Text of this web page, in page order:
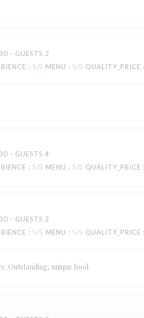
- GUESTS 2
: 5/5 MENU : 5/5 QUALITY_PRICE
- GUESTS 4
: 5/5 MENU : 5/5 QUALITY_PRICE
- GUESTS 2
: 5/5 MENU : 5/5 QUALITY_PRICE
Outstanding, unique food.
TAVLINE